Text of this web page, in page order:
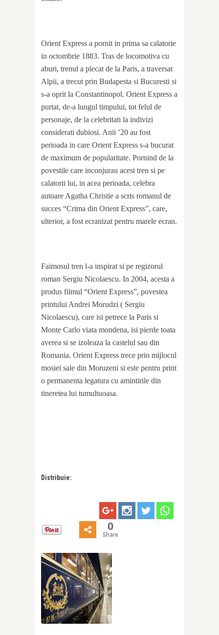
Orient Express a pornit in prima sa calatorie
in octombrie 1883. Tras de locomotiva cu
aburi, trenul a plecat de la Paris, a traversat
Alpii, a trecut prin Budapesta si Bucuresti si
s-a oprit la Constantinopol. Orient Express a
purtat, de-a lungul timpului, tot felul de
personaje, de la celebritati la indivizi
considerati dubiosi. Anii ’20 au fost
perioada in care Orient Express s-a bucurat
de maximum de popularitate. Pornind de la
povestile care inconjurau acest tren si pe
calatorii lui, in acea perioada, celebra
autoare Agatha Christie a scris romanul de
succes “Crima din Orient Express”, care,
ulterior, a fost ecranizat pentru marele ecran.
Faimosul tren l-a inspirat si pe regizorul
roman Sergiu Nicolaescu. In 2004, acesta a
produs filmul “Orient Express”, povestea
printului Andrei Morudzi ( Sergiu
Nicolaescu), care isi petrece la Paris si
Monte Carlo viata mondena, isi pierde toata
averea si se izoleaza la castelul sau din
Romania. Orient Express trece prin mijlocul
mosiei sale din Moruzeni si este pentru print
o permanenta legatura cu amintirile din
tineretea lui tumultuoasa.
Distribuie:
0
Share